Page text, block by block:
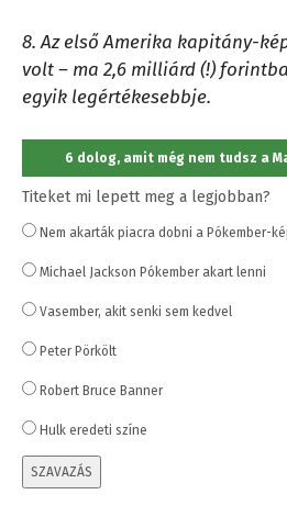
8. Az első Amerika kapitány-
volt – ma 2,6 milliárd (!)
egyik legértékesebbje.
6 dolog, amit még nem tudsz a
Titeket mi lepett meg a legjobban?
Nem akarták piacra dobni a Pókember-
Michael Jackson Pókember akart lenni
Vasember, akit senki sem kedvel
Peter Pörkölt
Robert Bruce Banner
Hulk eredeti színe
SZAVAZÁS